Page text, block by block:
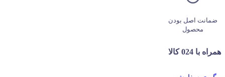
ضمانت اصل بودن
محصول
همراه با 024 کالا